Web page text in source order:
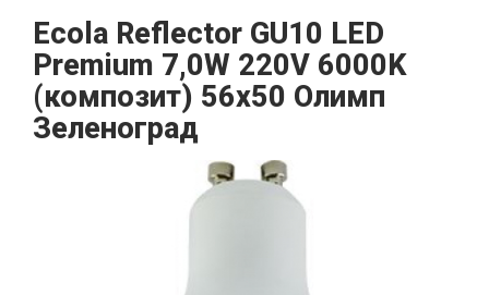
Ecola Reflector GU10 LED
Premium 7,0W 220V 6000K
(композит) 56x50 Олимп
Зеленоград